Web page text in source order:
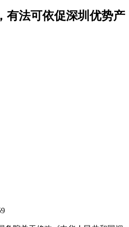
有法可依促深圳优势产